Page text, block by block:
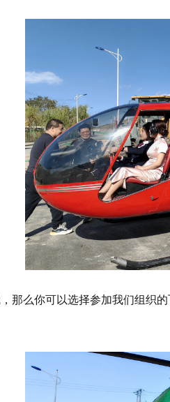
那么你可以选择参加我们组织